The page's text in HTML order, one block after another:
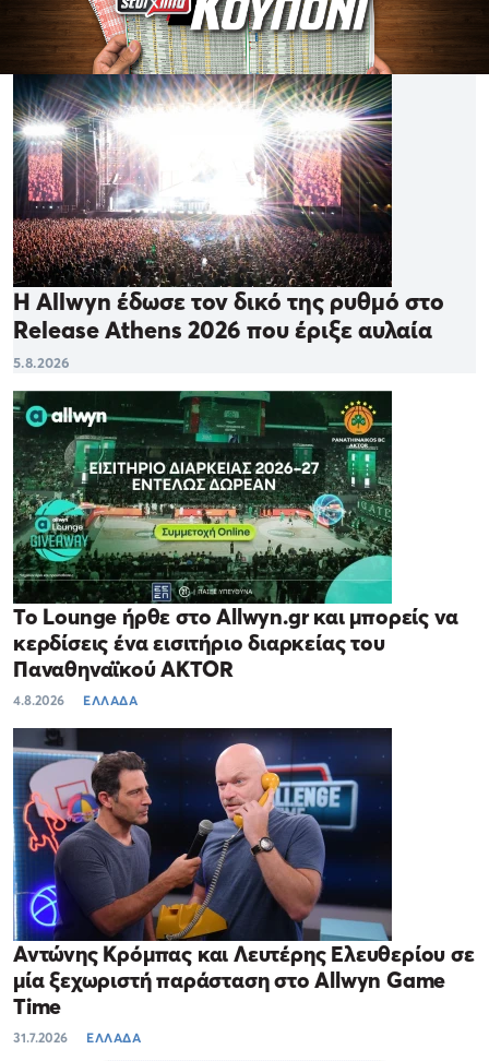
Η Allwyn έδωσε τον δικό της ρυθμό στο
Release Athens 2026 που έριξε αυλαία
5.8.2026
Το Lounge ήρθε στο Allwyn.gr και μπορείς να
κερδίσεις ένα εισιτήριο διαρκείας του
Παναθηναϊκού AKTOR
4.8.2026 ΕΛΛΑΔΑ
Αντώνης Κρόμπας και Λευτέρης Ελευθερίου σε
μία ξεχωριστή παράσταση στο Allwyn Game
Time
31.7.2026 ΕΛΛΑΔΑ